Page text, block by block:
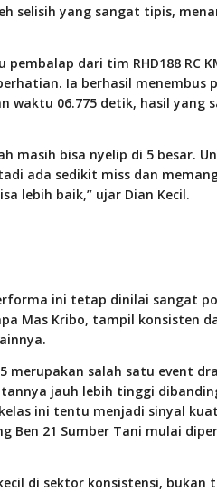
selisih yang sangat tipis,
dari tim RHD188 RC
Ia berhasil menembus
waktu 06.775 detik, hasil
masih bisa nyelip di 5 besar.
ada sedikit miss dan
lebih baik,” ujar Dian Kecil.
ini tetap dinilai sangat
Mas Kribo, tampil konsisten
merupakan salah satu event
jauh lebih tinggi
ini tentu menjadi sinyal
Ben 21 Sumber Tani mulai
di sektor konsistensi, bukan